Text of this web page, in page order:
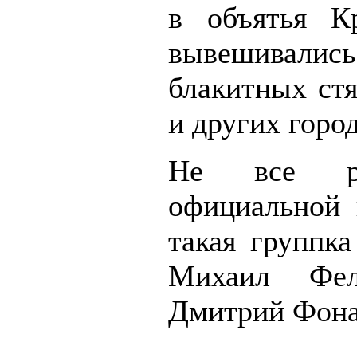
в объятья
блакитных
и других
Не все
такая
Михаил
Дмитрий